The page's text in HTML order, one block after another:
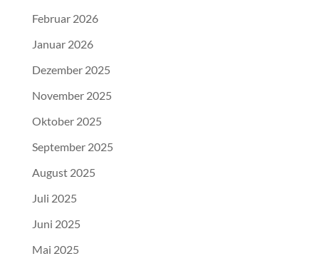
Februar 2026
Januar 2026
Dezember 2025
November 2025
Oktober 2025
September 2025
August 2025
Juli 2025
Juni 2025
Mai 2025